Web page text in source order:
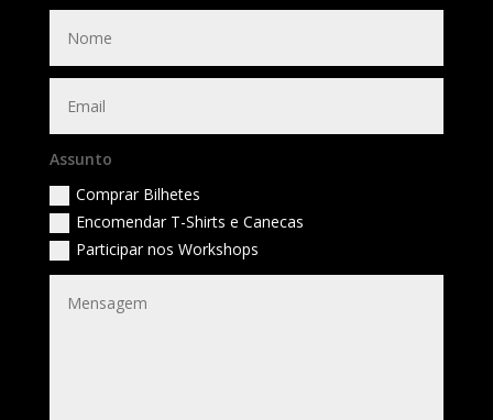
Assunto
Comprar Bilhetes
Encomendar T-Shirts e Canecas
Participar nos Workshops